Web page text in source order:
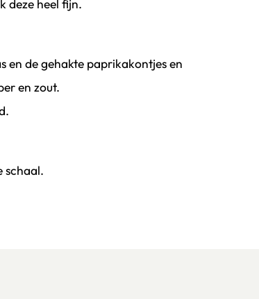
deze heel fijn.
en de gehakte paprikakontjes en
en zout.
schaal.